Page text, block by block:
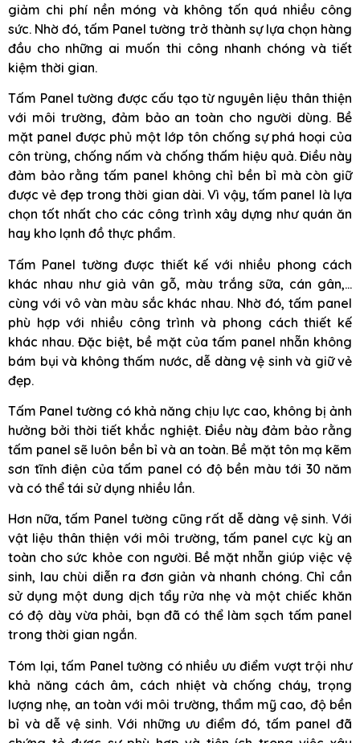
giảm chi phí nền móng và không tốn quá nhiều công
sức. Nhờ đó, tấm Panel tường trở thành sự lựa chọn hàng
đầu cho những ai muốn thi công nhanh chóng và tiết
kiệm thời gian.
Tấm Panel tường được cấu tạo từ nguyên liệu thân thiện
với môi trường, đảm bảo an toàn cho người dùng. Bề
mặt panel được phủ một lớp tôn chống sự phá hoại của
côn trùng, chống nấm và chống thấm hiệu quả. Điều này
đảm bảo rằng tấm panel không chỉ bền bỉ mà còn giữ
được vẻ đẹp trong thời gian dài. Vì vậy, tấm panel là lựa
chọn tốt nhất cho các công trình xây dựng như quán ăn
hay kho lạnh đồ thực phẩm.
Tấm Panel tường được thiết kế với nhiều phong cách
khác nhau như giả vân gỗ, màu trắng sữa, cán gân,…
cùng với vô vàn màu sắc khác nhau. Nhờ đó, tấm panel
phù hợp với nhiều công trình và phong cách thiết kế
khác nhau. Đặc biệt, bề mặt của tấm panel nhẵn không
bám bụi và không thấm nước, dễ dàng vệ sinh và giữ vẻ
đẹp.
Tấm Panel tường có khả năng chịu lực cao, không bị ảnh
hưởng bởi thời tiết khắc nghiệt. Điều này đảm bảo rằng
tấm panel sẽ luôn bền bỉ và an toàn. Bề mặt tôn mạ kẽm
sơn tĩnh điện của tấm panel có độ bền màu tới 30 năm
và có thể tái sử dụng nhiều lần.
Hơn nữa, tấm Panel tường cũng rất dễ dàng vệ sinh. Với
vật liệu thân thiện với môi trường, tấm panel cực kỳ an
toàn cho sức khỏe con người. Bề mặt nhẵn giúp việc vệ
sinh, lau chùi diễn ra đơn giản và nhanh chóng. Chỉ cần
sử dụng một dung dịch tẩy rửa nhẹ và một chiếc khăn
có độ dày vừa phải, bạn đã có thể làm sạch tấm panel
trong thời gian ngắn.
Tóm lại, tấm Panel tường có nhiều ưu điểm vượt trội như
khả năng cách âm, cách nhiệt và chống cháy, trọng
lượng nhẹ, an toàn với môi trường, thẩm mỹ cao, độ bền
bỉ và dễ vệ sinh. Với những ưu điểm đó, tấm panel đã